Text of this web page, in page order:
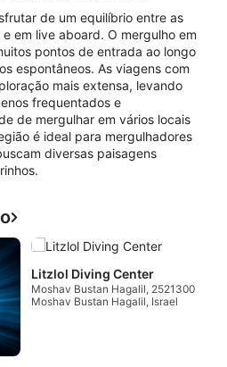
de um equilíbrio entre as
em live aboard. O mergulho em
pontos de entrada ao longo
espontâneos. As viagens com
mais extensa, levando
frequentados e
de mergulhar em vários locais
é ideal para mergulhadores
diversas paisagens
Litzlol Diving Center
Moshav Bustan Hagalil, 2521300
Moshav Bustan Hagalil, Israel